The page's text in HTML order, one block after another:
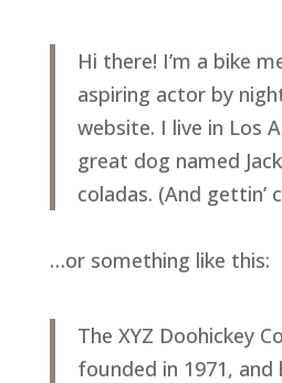
Hi there! I’m a bike
aspiring actor by
website. I live in Los
great dog named
coladas. (And gettin’
…or something like this:
The XYZ Doohickey
founded in 1971, and